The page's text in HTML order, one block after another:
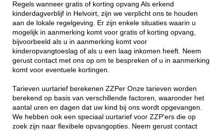
Regels wanneer gratis of korting opvang Als erkend
kinderdagverblijf in Helvoirt, zijn we verplicht ons te houden
aan de lokale regelgeving. Er zijn enkele situaties waarin u
mogelijk in aanmerking komt voor gratis of korting opvang,
bijvoorbeeld als u in aanmerking komt voor
kinderopvangtoeslag of als u een laag inkomen heeft. Neem
gerust contact met ons op om te bespreken of u in aanmerking
komt voor eventuele kortingen.
Tarieven uurtarief berekenen ZZPer Onze tarieven worden
berekend op basis van verschillende factoren, waaronder het
aantal uren en dagen dat uw kind bij ons wordt opgevangen.
We hebben ook een speciaal uurtarief voor ZZP'ers die op
zoek zijn naar flexibele opvangopties. Neem gerust contact